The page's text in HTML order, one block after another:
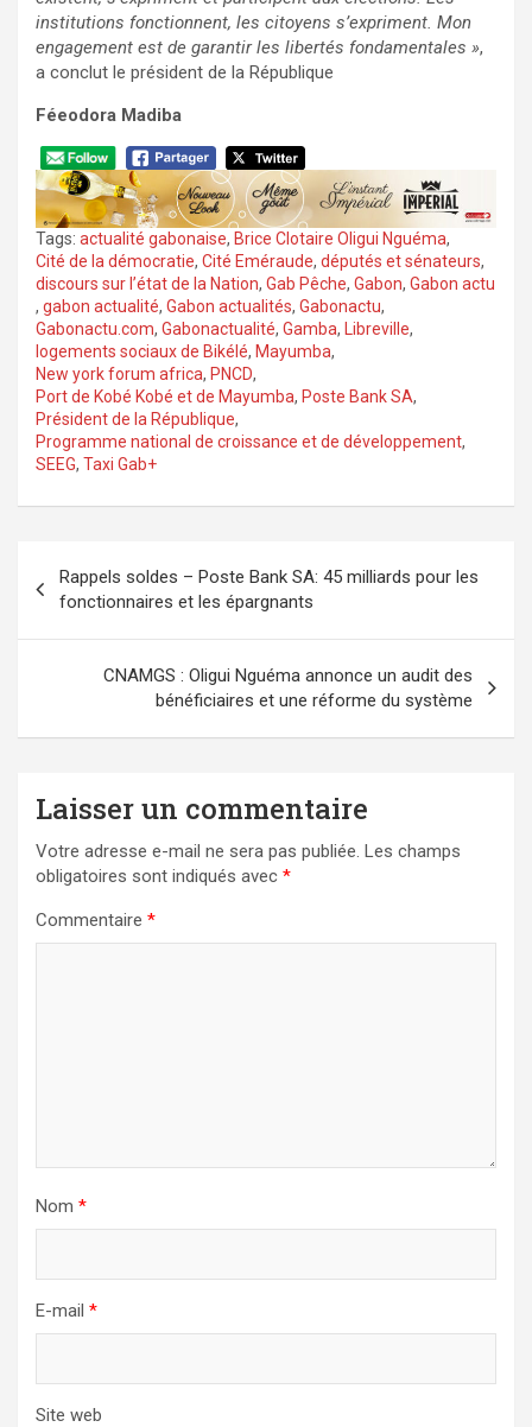
institutions fonctionnent, les citoyens s’expriment. Mon
engagement est de garantir les libertés fondamentales »,
a conclut le président de la République
Féeodora Madiba
Tags: actualité gabonaise, Brice Clotaire Oligui Nguéma,
Cité de la démocratie, Cité Eméraude, députés et sénateurs,
discours sur l’état de la Nation, Gab Pêche, Gabon, Gabon actu
, gabon actualité, Gabon actualités, Gabonactu,
Gabonactu.com, Gabonactualité, Gamba, Libreville,
logements sociaux de Bikélé, Mayumba,
New york forum africa, PNCD,
Port de Kobé Kobé et de Mayumba, Poste Bank SA,
Président de la République,
Programme national de croissance et de développement,
SEEG, Taxi Gab+
de
l’article
Rappels soldes – Poste Bank SA: 45 milliards pour les
fonctionnaires et les épargnants
CNAMGS : Oligui Nguéma annonce un audit des
bénéficiaires et une réforme du système
Laisser un commentaire
Votre adresse e-mail ne sera pas publiée. Les champs
obligatoires sont indiqués avec *
Commentaire *
Nom *
E-mail *
Site web